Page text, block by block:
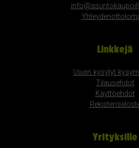
Linkkejä
Usein kysytyt
Tilausehdot
Käyttöehdot
Yrityksille